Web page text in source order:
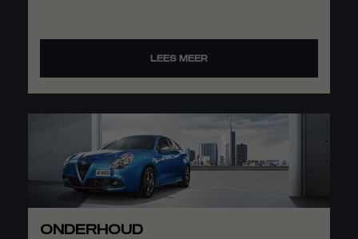
LEES MEER
ONDERHOUD